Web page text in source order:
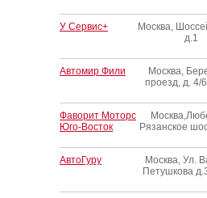
У Сервис+
Москва,
д.1
Автомир Фили
Москва,
проезд, д. 4/
Фаворит Моторс
Юго-Восток
Рязанское
АвтоГуру
Москва, Ул.
Петушкова